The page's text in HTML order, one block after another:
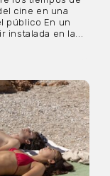
cine en una
público En un
en la...